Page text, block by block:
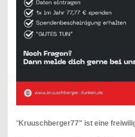
"Kruuschberger77" ist eine